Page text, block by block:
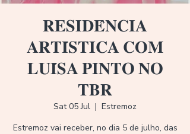
𝐑𝐄𝐒𝐈𝐃𝐄̂𝐍𝐂𝐈𝐀
𝐀𝐑𝐓𝐈́𝐒𝐓𝐈𝐂𝐀 𝐂𝐎𝐌
𝐋𝐔𝐈́𝐒𝐀 𝐏𝐈𝐍𝐓𝐎 𝐍𝐎
𝐓𝐁𝐑
Sat 05 Jul
  |
Estremoz
Estremoz vai receber, no dia 5 de julho, das